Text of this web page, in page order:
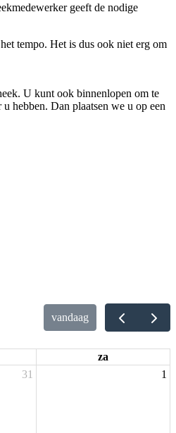
geeft de nodige
tempo. Het is dus ook niet erg om
U kunt ook binnenlopen om te
hebben. Dan plaatsen we u op een
vandaag
za
31 1